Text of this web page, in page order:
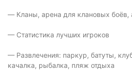
— Кланы, арена для клановых боёв,
— Статистика лучших игроков
— Развлечения: паркур, батуты,
качалка, рыбалка, пляж отдыха